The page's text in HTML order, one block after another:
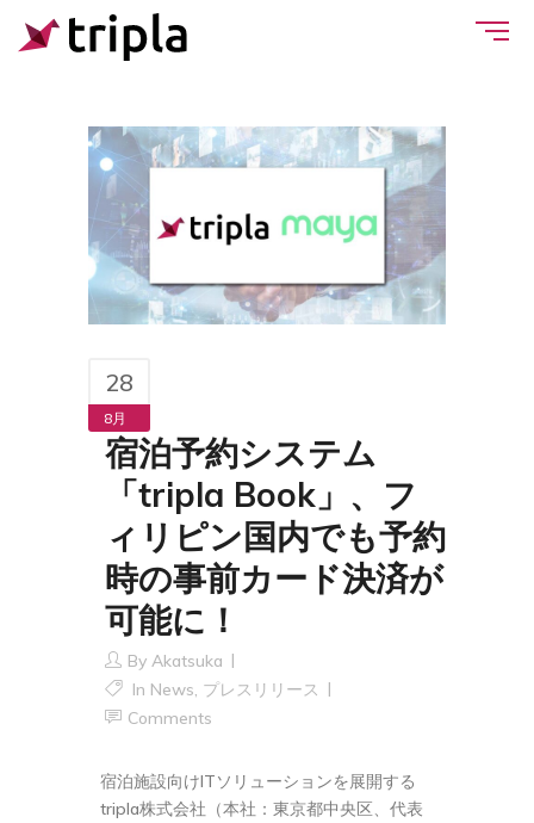
28
8月
宿泊予約システム
「tripla Book」、フ
ィリピン国内でも予約
時の事前カード決済が
可能に！
By Akatsuka
In News, プレスリリース
Comments
宿泊施設向けITソリューションを展開する
tripla株式会社（本社：東京都中央区、代表